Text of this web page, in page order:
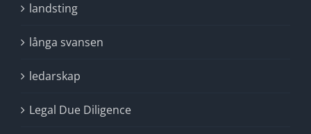
landsting
långa svansen
ledarskap
Legal Due Diligence